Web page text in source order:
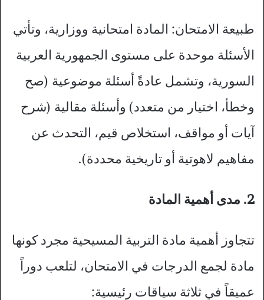
طبيعة الامتحان: المادة امتحانية ووزارية، وتأتي
الأسئلة موحدة على مستوى الجمهورية العربية
السورية، وتشمل عادةً أسئلة موضوعية (صح
وخطأ، اختيار من متعدد) وأسئلة مقالية (شرح
آيات أو مواقف، استخلاص قيم، التحدث عن
مفاهيم لاهوتية أو تاريخية محددة).
2. مدى أهمية المادة
تتجاوز أهمية مادة التربية المسيحية مجرد كونها
مادة لجمع الدرجات في الامتحان، لتلعب دوراً
عميقاً في ثلاثة سياقات رئيسية: